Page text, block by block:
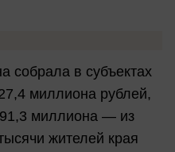
собрала в субъектах
миллиона рублей,
миллиона — из
жителей края